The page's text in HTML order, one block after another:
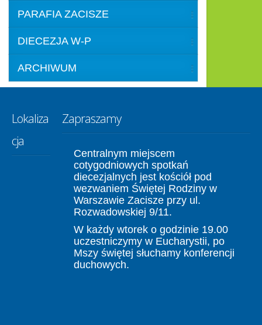
PARAFIA ZACISZE
DIECEZJA W-P
ARCHIWUM
Lokaliza
cja
Zapraszamy
Centralnym miejscem
cotygodniowych spotkań
diecezjalnych jest kościół pod
wezwaniem Świętej Rodziny w
Warszawie Zacisze przy ul.
Rozwadowskiej 9/11.
W każdy wtorek o godzinie 19.00
uczestniczymy w Eucharystii, po
Mszy świętej słuchamy konferencji
duchowych.